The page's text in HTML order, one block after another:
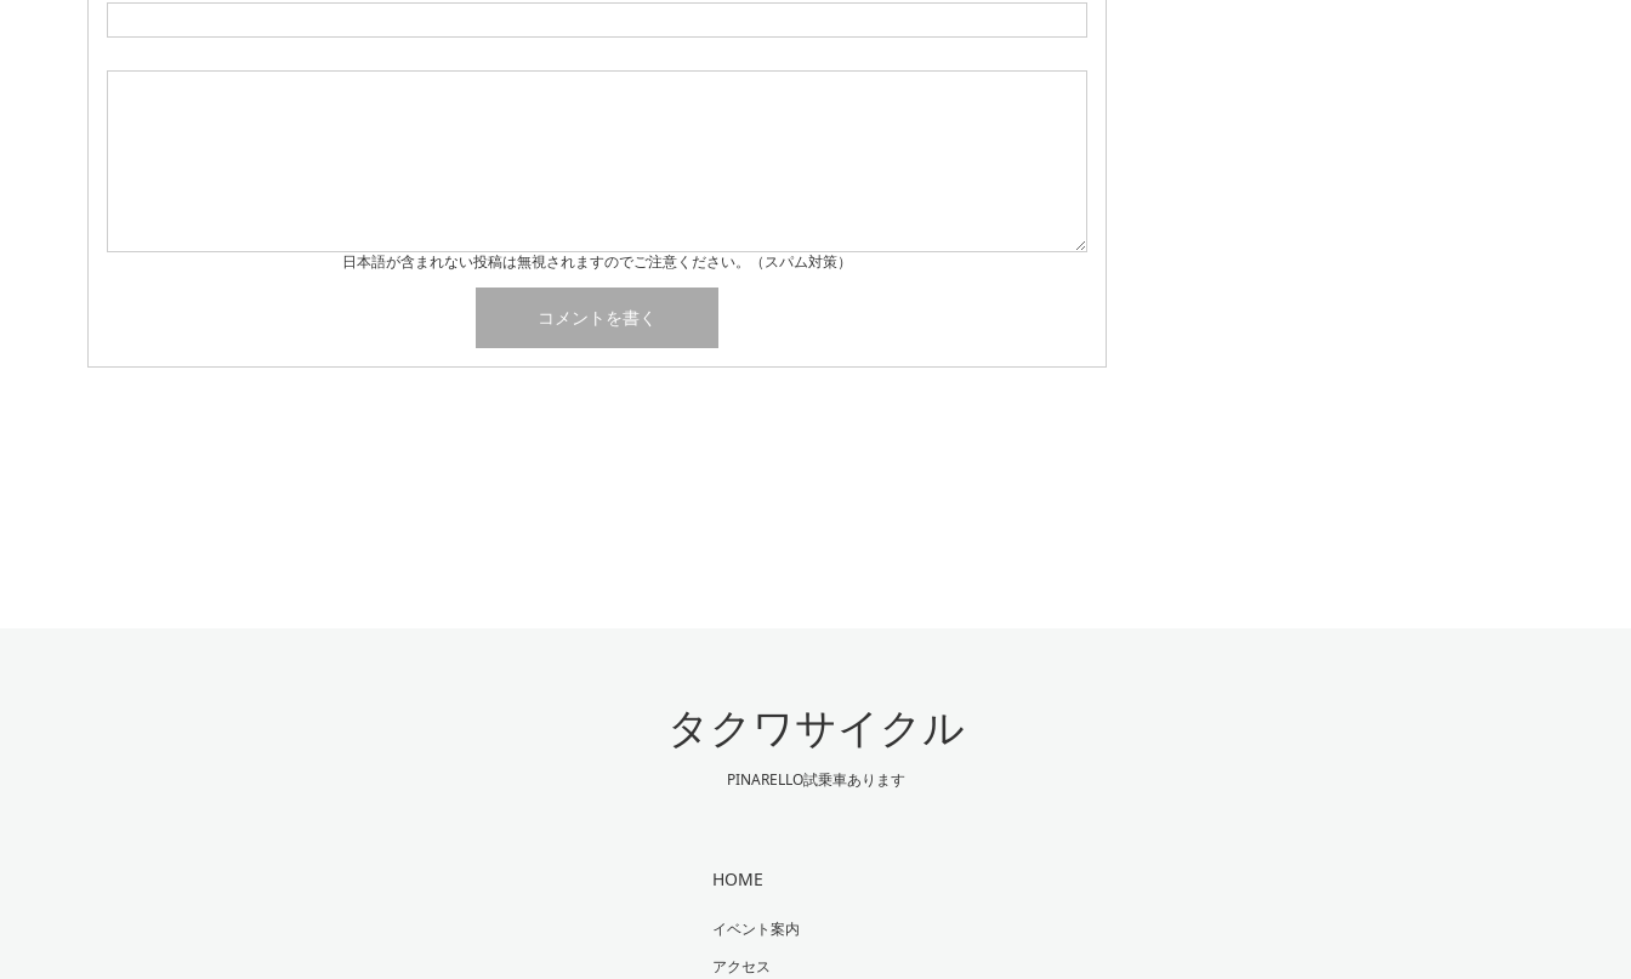
日本語が含まれない投稿は無視されますのでご注意ください。（スパム対策）
タクワサイクル
PINARELLO試乗車あります
HOME
イベント案内
アクセス